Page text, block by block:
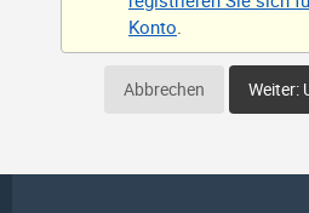
Konto.
Abbrechen Weiter: